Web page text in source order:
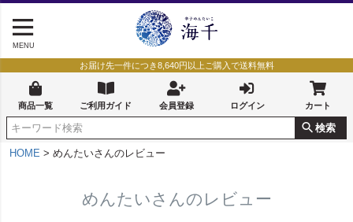
MENU
お届け先一件につき8,640円以上ご購入で送料無料
商品一覧 ご利用ガイド 会員登録 ログイン カート
検索
HOME めんたいさんのレビュー
めんたいさんのレビュー